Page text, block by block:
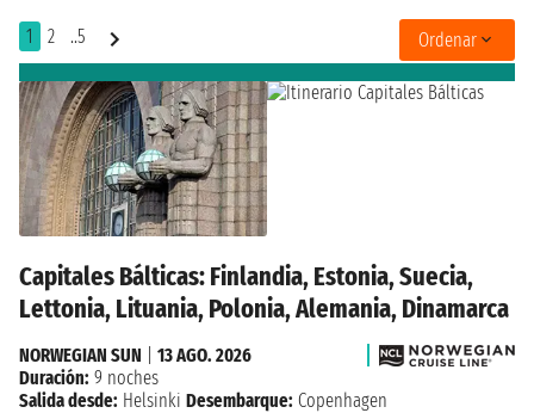
1 2 ..5 Ordenar
Capitales Bálticas: Finlandia, Estonia, Suecia,
Lettonia, Lituania, Polonia, Alemania, Dinamarca
NORWEGIAN SUN
13 AGO. 2026
Duración: 9 noches
Salida desde: Helsinki Desembarque: Copenhagen